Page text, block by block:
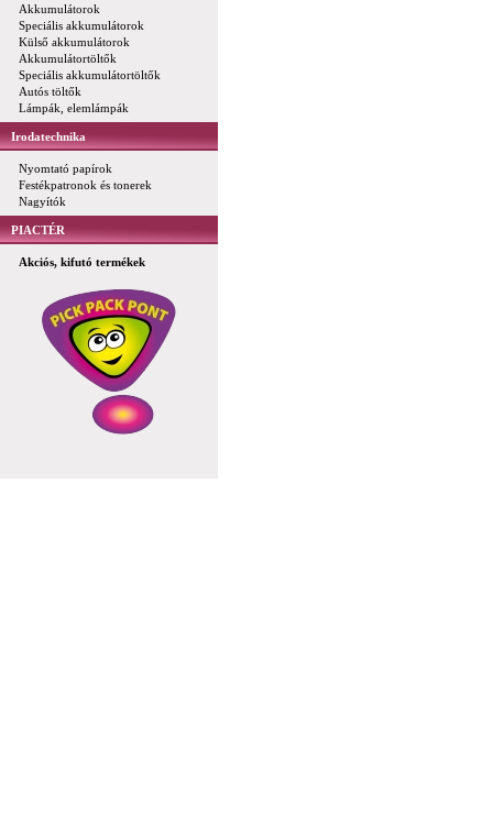
Akkumulátorok
Speciális akkumulátorok
Külső akkumulátorok
Akkumulátortöltők
Speciális akkumulátortöltők
Autós töltők
Lámpák, elemlámpák
Irodatechnika
Nyomtató papírok
Festékpatronok és tonerek
Nagyítók
PIACTÉR
Akciós, kifutó termékek